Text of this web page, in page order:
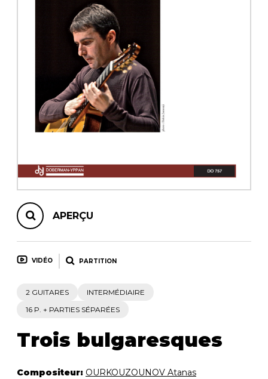
AUTRES PRODUITS
APERÇU
VIDÉO PARTITION
2 GUITARES
INTERMÉDIAIRE
16 P. + PARTIES SÉPARÉES
Trois bulgaresques
Compositeur: OURKOUZOUNOV Atanas